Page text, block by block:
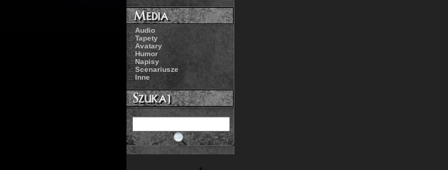
.: Audio
.: Tapety
.: Avatary
.:Humor
.: Napisy
.: Scenariusze
.: Inne